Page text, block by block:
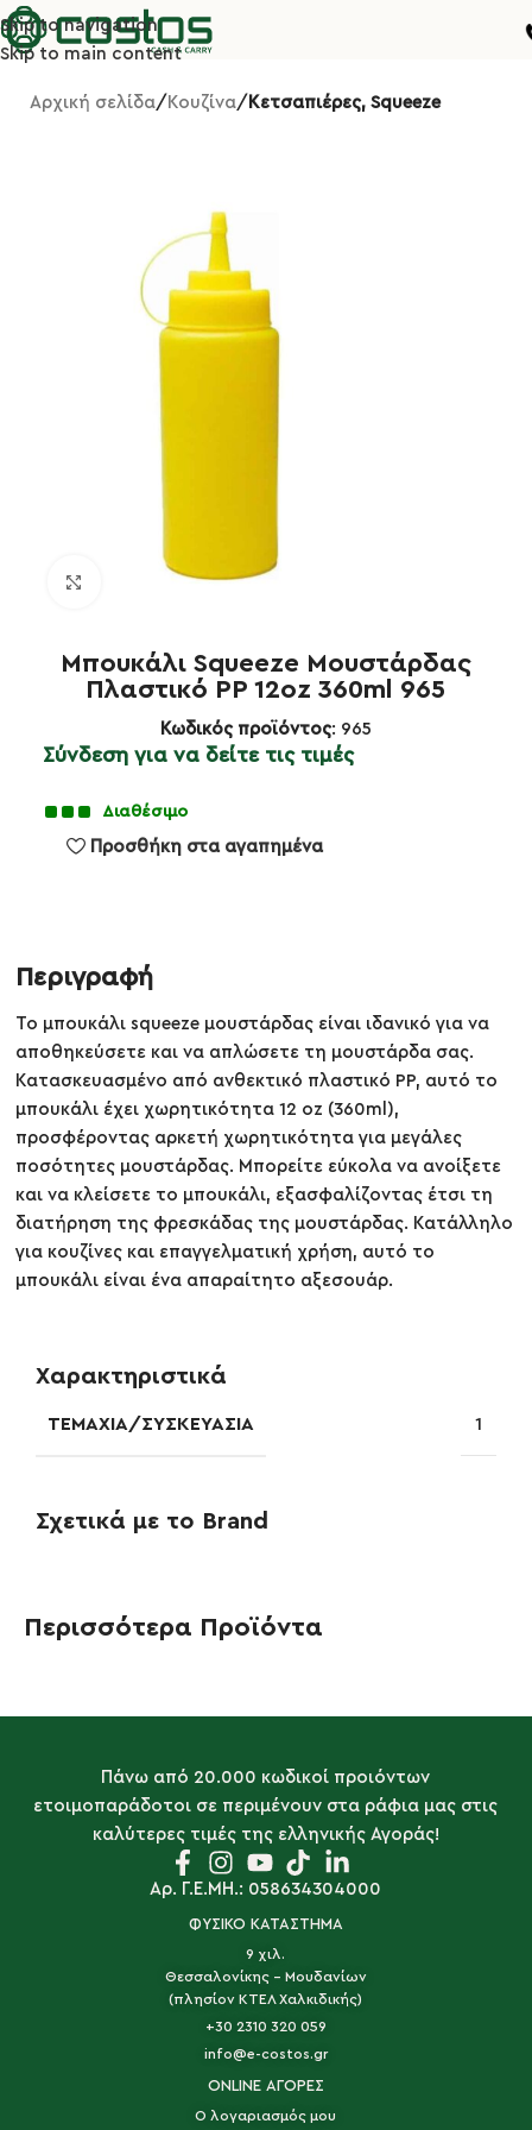
Skip to navigation
Skip to main content
Αρχική σελίδα Κουζίνα Κετσαπιέρες, Squeeze
Κλικ για μεγέθυνση
Μπουκάλι Squeeze Μουστάρδας
Πλαστικό PP 12oz 360ml 965
Κωδικός προϊόντος: 965
Σύνδεση για να δείτε τις τιμές
Διαθέσιμο
Προσθήκη στα αγαπημένα
Περιγραφή
Το μπουκάλι squeeze μουστάρδας είναι ιδανικό για να
αποθηκεύσετε και να απλώσετε τη μουστάρδα σας.
Κατασκευασμένο από ανθεκτικό πλαστικό PP, αυτό το
μπουκάλι έχει χωρητικότητα 12 oz (360ml),
προσφέροντας αρκετή χωρητικότητα για μεγάλες
ποσότητες μουστάρδας. Μπορείτε εύκολα να ανοίξετε
και να κλείσετε το μπουκάλι, εξασφαλίζοντας έτσι τη
διατήρηση της φρεσκάδας της μουστάρδας. Κατάλληλο
για κουζίνες και επαγγελματική χρήση, αυτό το
μπουκάλι είναι ένα απαραίτητο αξεσουάρ.
Χαρακτηριστικά
ΤΕΜΆΧΙΑ/ΣΥΣΚΕΥΑΣΊΑ 1
Σχετικά με το Brand
Περισσότερα Προϊόντα
Πάνω από 20.000 κωδικοί προιόντων
ετοιμοπαράδοτοι σε περιμένουν στα ράφια μας στις
καλύτερες τιμές της ελληνικής Αγοράς!
Αρ. Γ.Ε.ΜΗ.: 058634304000
ΦΥΣΙΚΟ ΚΑΤΑΣΤΗΜΑ
9 χιλ.
Θεσσαλονίκης - Μουδανίων
(πλησίον ΚΤΕΛ Χαλκιδικής)
+30 2310 320 059
info@e-costos.gr
ONLINE ΑΓΟΡΕΣ
Ο λογαριασμός μου